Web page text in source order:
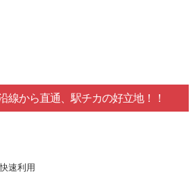
線から直通、駅チカの好立地！！
速利用